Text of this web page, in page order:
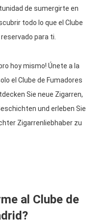
de sumergirte en
todo lo que el Clube
para ti.
hoy mismo! Únete a la
el Clube de Fumadores
Sie neue Zigarren,
und erleben Sie
Zigarrenliebhaber zu
al Clube de